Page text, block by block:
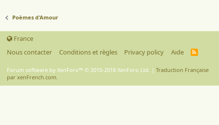
Poèmes d'Amour
France
Nous contacter
Conditions et règles Privacy policy Aide
R
Forum software by XenForo™ © 2010-2018 XenForo Ltd. | Traduction Française
par xenFrench.com.